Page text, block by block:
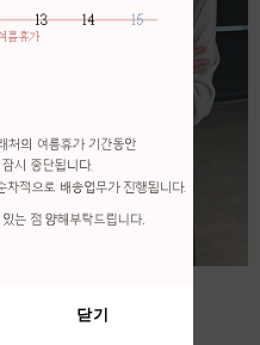
64,000원
닫기
닫기